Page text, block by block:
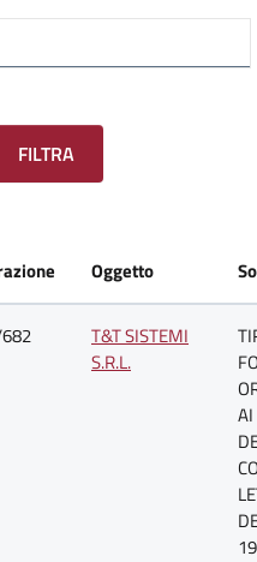
FILTRA
Oggetto
T&T SISTEMI
S.R.L.
AI